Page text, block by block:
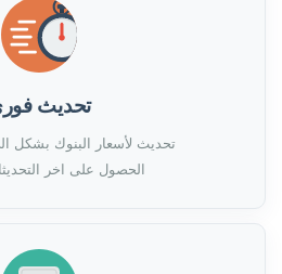
تحديث
تحديث لأسعار البنوك بشكل
الحصول على اخر